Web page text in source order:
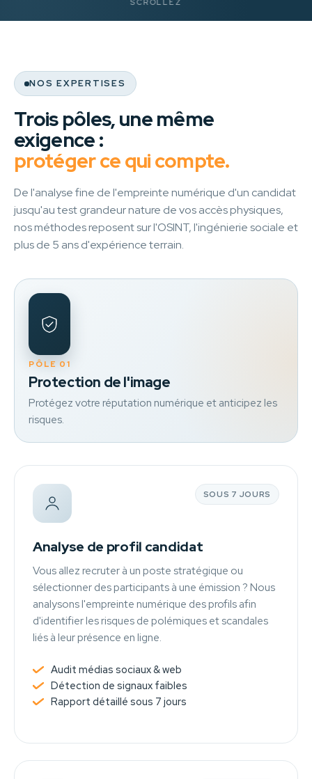
SCROLLEZ
NOS EXPERTISES
Trois pôles, une même
exigence :
protéger ce qui compte.
De l'analyse fine de l'empreinte numérique d'un candidat
jusqu'au test grandeur nature de vos accès physiques,
nos méthodes reposent sur l'OSINT, l'ingénierie sociale et
plus de 5 ans d'expérience terrain.
PÔLE 01
Protection de l'image
Protégez votre réputation numérique et anticipez les
risques.
SOUS 7 JOURS
Analyse de profil candidat
Vous allez recruter à un poste stratégique ou
sélectionner des participants à une émission ? Nous
analysons l'empreinte numérique des profils afin
d'identifier les risques de polémiques et scandales
liés à leur présence en ligne.
Audit médias sociaux & web
Détection de signaux faibles
Rapport détaillé sous 7 jours